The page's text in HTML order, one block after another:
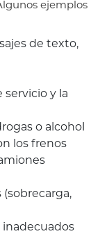
ejemplos
de texto,
y la
o alcohol
los frenos
(sobrecarga,